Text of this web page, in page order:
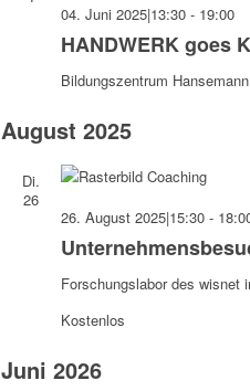
HANDWERK goes
04. Juni 2025|13:30- 19:00
Bildungszentrum Hansemann
August 2025
Di.
26
26. August 2025|15:30-
Forschungslabor des wisnet
Kostenlos
Juni 2026